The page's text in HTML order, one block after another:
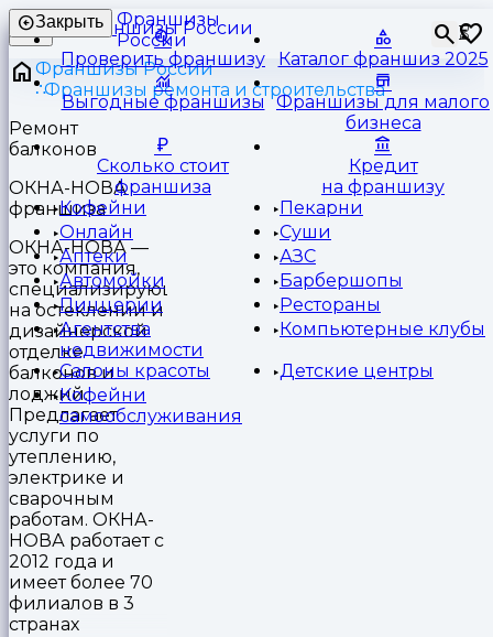
Франшизы
России
⏳
Закрыть
Проверить франшизу Каталог франшиз 2025
Выгодные франшизы Франшизы для малого
бизнеса
Сколько стоит
франшиза
Кредит
на франшизу
Кофейни
Пекарни
Онлайн
Суши
Аптеки
АЗС
Автомойки
Барбершопы
Пиццерии
Рестораны
Агентства
недвижимости
Компьютерные клубы
Салоны красоты
Детские центры
Кофейни
самообслуживания
Франшизы России
Франшизы ремонта и строительства
Ремонт
балконов
ОКНА-НОВА
франшиза
ОКНА-НОВА —
это компания,
специализирующаяся
на остеклении и
дизайнерской
отделке
балконов и
лоджий.
Предлагает
услуги по
утеплению,
электрике и
сварочным
работам. ОКНА-
НОВА работает с
2012 года и
имеет более 70
филиалов в 3
странах